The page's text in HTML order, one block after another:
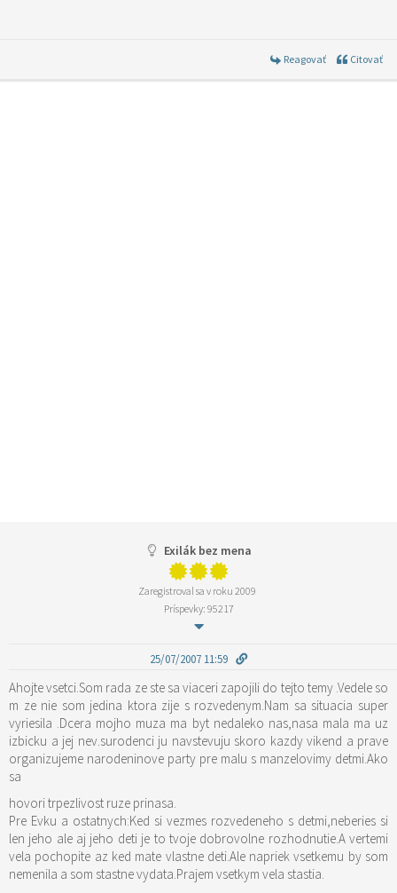
Reagovať Citovať
Exilák bez mena
Zaregistroval sa v roku 2009
Príspevky: 95217
25/07/2007 11:59
Ahojte vsetci.Som rada ze ste sa viaceri zapojili do tejto temy .Vedele so
m ze nie som jedina ktora zije s rozvedenym.Nam sa situacia super
vyriesila .Dcera mojho muza ma byt nedaleko nas,nasa mala ma uz
izbicku a jej nev.surodenci ju navstevuju skoro kazdy vikend a prave
organizujeme narodeninove party pre malu s manzelovimy detmi.Ako
sa
hovori trpezlivost ruze prinasa.
Pre Evku a ostatnych:Ked si vezmes rozvedeneho s detmi,neberies si
len jeho ale aj jeho deti je to tvoje dobrovolne rozhodnutie.A vertemi
vela pochopite az ked mate vlastne deti.Ale napriek vsetkemu by som
nemenila a som stastne vydata.Prajem vsetkym vela stastia.